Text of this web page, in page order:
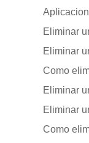
Eliminar
Eliminar
Como
Eliminar
Eliminar
Como